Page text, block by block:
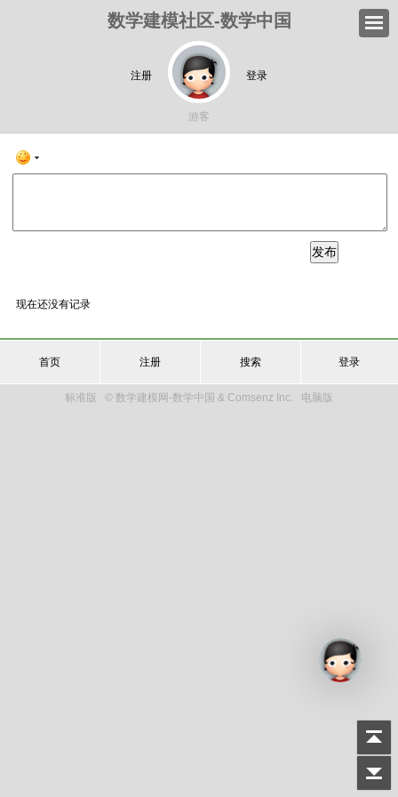
数学建模社区-数学中国
注册 登录
游客
发布
现在还没有记录
首页 注册 搜索 登录
标准版 © 数学建模网-数学中国 & Comsenz Inc. 电脑版